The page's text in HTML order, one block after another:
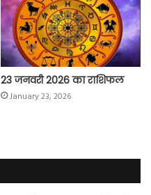
23 जनवरी 2026 का राशिफल
January 23, 2026